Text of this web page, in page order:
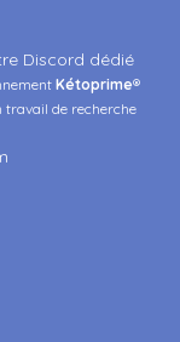
Discord dédié
Kétoprime®
travail de recherche